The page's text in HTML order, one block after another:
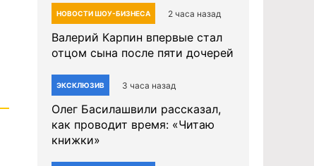
НОВОСТИ ШОУ-БИЗНЕСА 2 часа назад
Валерий Карпин впервые стал
отцом сына после пяти дочерей
ЭКСКЛЮЗИВ 3 часа назад
Олег Басилашвили рассказал,
как проводит время: «Читаю
книжки»